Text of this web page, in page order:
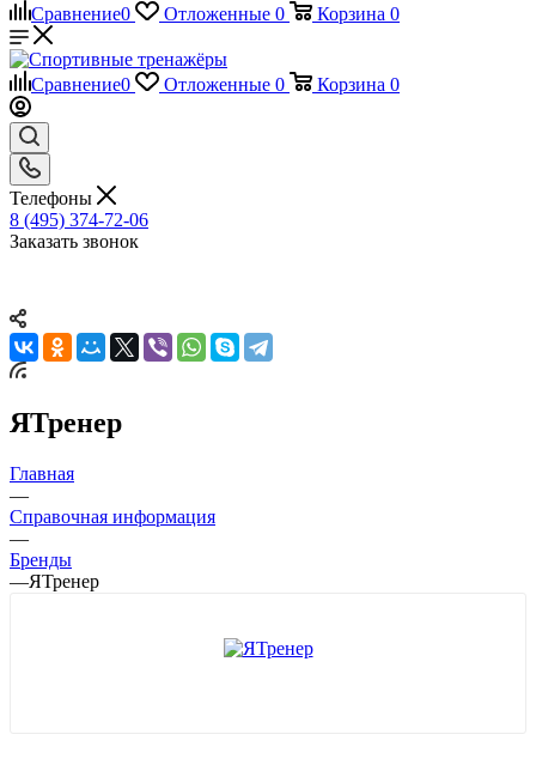
Сравнение0 Отложенные 0 Корзина 0
Сравнение0 Отложенные 0 Корзина 0
Телефоны
8 (495) 374-72-06
Заказать звонок
ЯТренер
Главная
—
Справочная информация
—
Бренды
—ЯТренер